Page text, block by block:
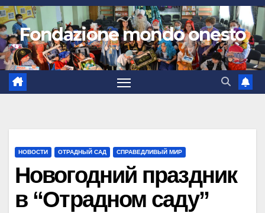
Fondazione mondo onesto
НОВОСТИ ОТРАДНЫЙ САД СПРАВЕДЛИВЫЙ МИР
Новогодний праздник
в “Отрадном саду”